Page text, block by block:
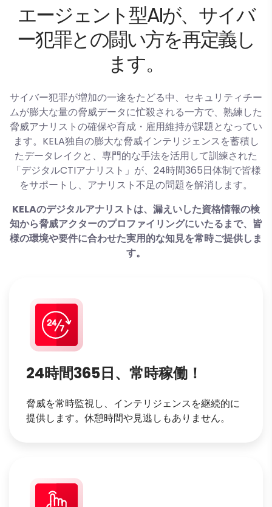
エージェント型AIが、サイバ
ー犯罪との闘い方を再定義し
ます。
サイバー犯罪が増加の一途をたどる中、セキュリティチー
ムが膨大な量の脅威データに忙殺される一方で、熟練した
脅威アナリストの確保や育成・雇用維持が課題となってい
ます。KELA独自の膨大な脅威インテリジェンスを蓄積し
たデータレイクと、専門的な手法を活用して訓練された
「デジタルCTIアナリスト」が、24時間365日体制で皆様
をサポートし、アナリスト不足の問題を解消します。
KELAのデジタルアナリストは、漏えいした資格情報の検
知から脅威アクターのプロファイリングにいたるまで、皆
様の環境や要件に合わせた実用的な知見を常時ご提供しま
す。
24時間365日、常時稼働！
脅威を常時監視し、インテリジェンスを継続的に
提供します。休憩時間や見逃しもありません。